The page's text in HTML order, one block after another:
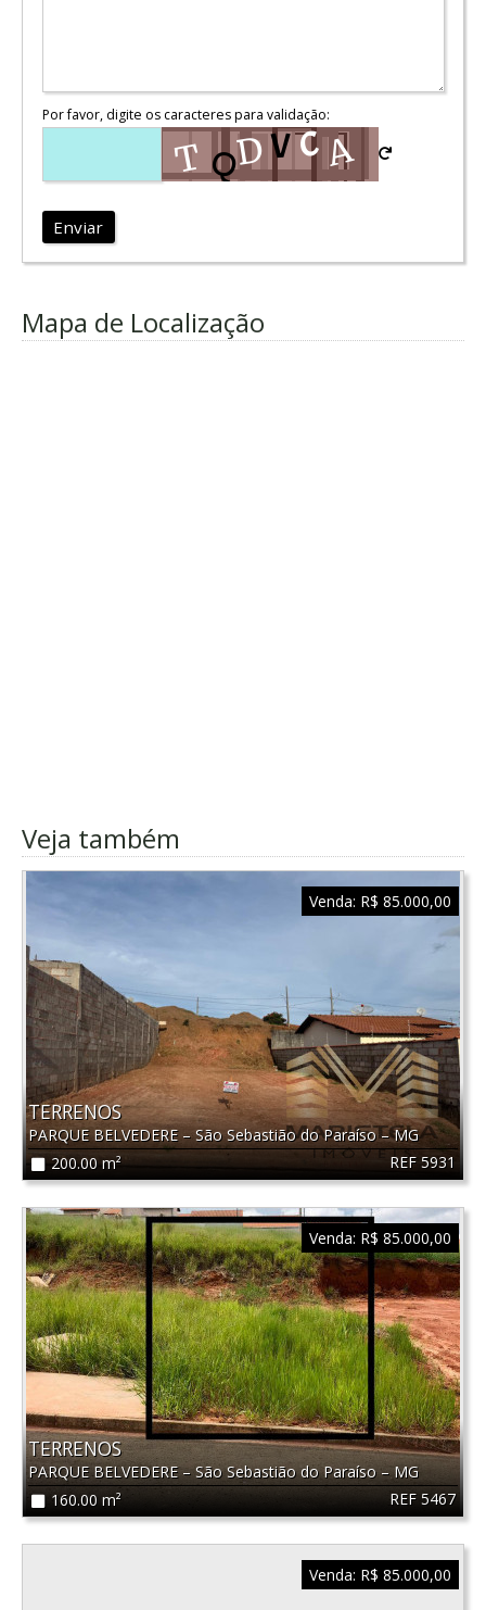
Por favor, digite os caracteres para validação:
Enviar
Mapa de Localização
Veja também
REF 5931
TERRENOS
PARQUE BELVEDERE –São Sebastião do Paraíso–MG
200.00 m²
Venda: R$ 85.000,00
REF 5467
TERRENOS
PARQUE BELVEDERE–São Sebastião do Paraíso–MG
160.00 m²
Venda: R$ 85.000,00
Venda: R$ 85.000,00